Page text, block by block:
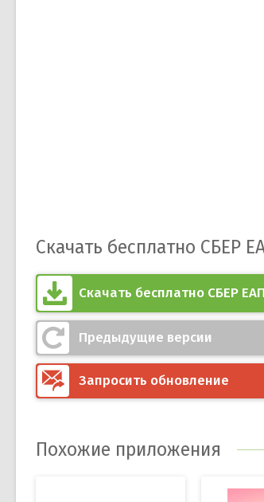
Скачать бесплатно СБЕР
Скачать бесплатно СБЕР
Предыдущие версии
Запросить обновление
Похожие приложения